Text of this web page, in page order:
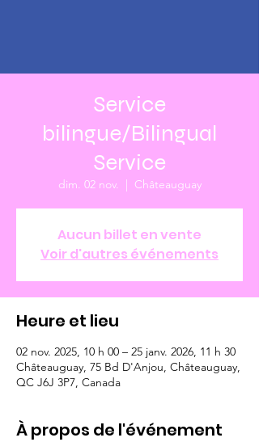
Service
bilingue/Bilingual
Service
dim. 02 nov.
  |
Châteauguay
Aucun billet en vente
Voir d'autres événements
Heure et lieu
02 nov. 2025, 10 h 00 – 25 janv. 2026, 11 h 30
Châteauguay, 75 Bd D'Anjou, Châteauguay,
QC J6J 3P7, Canada
À propos de l'événement